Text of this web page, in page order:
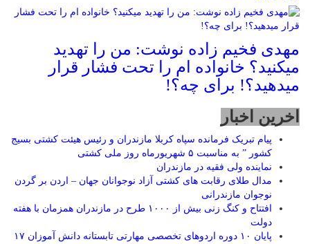
مهدی فخیم زاده نوشت: من را تهدید
میکنید؟ خانواده ام را‌ تحت فشار قرار
میدهید؟! برای چه؟!
اخرین اخبار
پیام تبریک فرمانده سپاه کربلا مازندران و رئیس هیئت کشتی بسیج
کشور ” به مناسبت ۵ شهریورماه روز ملی کشتی
نماينده ولی فقیه در مازندران
مدال طلای رقابت های کشتی آزاد نوجوانان جهان – اردن بر گردن
نوجوان مازندرانی
افتتاح و کنگ زنی بیش از ۱۰۰۰ طرح در مازندران همزمان با هفته
دولت
پایان ۱۰ دوره اردوهای تخصصی مهارتی تابستانه دانش آموزان ۱۷